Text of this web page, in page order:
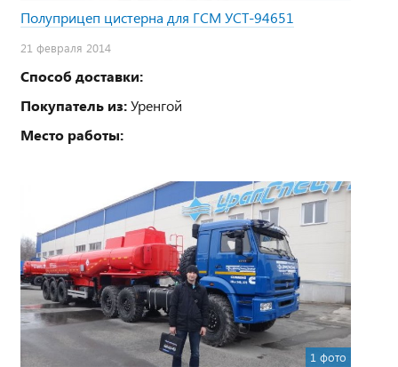
Полуприцеп цистерна для ГСМ УСТ-94651
21 февраля 2014
Способ доставки:
Покупатель из:Уренгой
Место работы:
1 фото